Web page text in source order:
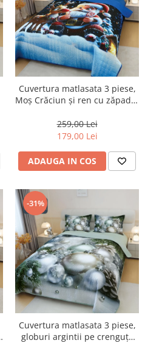
Cuvertura matlasata 3 piese,
Moș Crăciun și ren cu zăpadă-
259,00 Lei
179,00 Lei
ADAUGA IN COS
-31%
Cuvertura matlasata 3 piese,
globuri argintii pe crenguțe